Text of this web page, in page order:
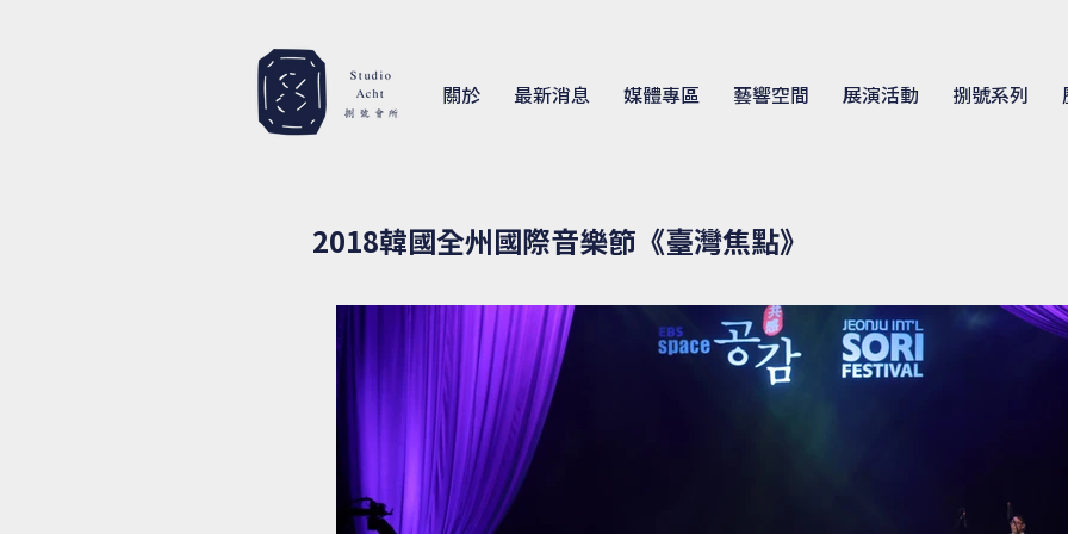
關於 最新消息 媒體專區 藝響空間 展演活動 捌號系列
2018韓國全州國際音樂節《臺灣焦點》